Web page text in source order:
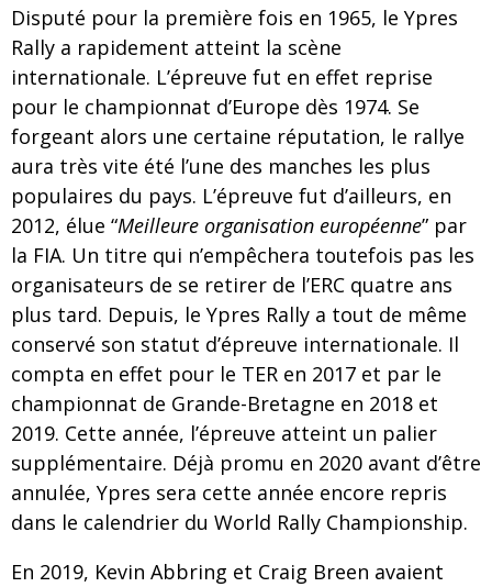
Disputé pour la première fois en 1965, le Ypres
Rally a rapidement atteint la scène
internationale. L’épreuve fut en effet reprise
pour le championnat d’Europe dès 1974. Se
forgeant alors une certaine réputation, le rallye
aura très vite été l’une des manches les plus
populaires du pays. L’épreuve fut d’ailleurs, en
2012, élue “Meilleure organisation européenne” par
la FIA. Un titre qui n’empêchera toutefois pas les
organisateurs de se retirer de l’ERC quatre ans
plus tard. Depuis, le Ypres Rally a tout de même
conservé son statut d’épreuve internationale. Il
compta en effet pour le TER en 2017 et par le
championnat de Grande-Bretagne en 2018 et
2019. Cette année, l’épreuve atteint un palier
supplémentaire. Déjà promu en 2020 avant d’être
annulée, Ypres sera cette année encore repris
dans le calendrier du World Rally Championship.
En 2019, Kevin Abbring et Craig Breen avaient